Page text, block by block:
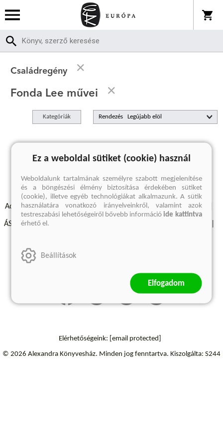
Családregény
Fonda Lee művei
Kategóriák Rendezés
A keresett kifejezésre nincs találat
Adatvédelmi szabályzatok Elállási felmondási nyilatkozat
ÁSZF - Vásárlási feltételek
Szállítási információk
Elérhetőségeink: [email protected]
© 2026 Alexandra Könyvesház. Minden jog fenntartva. Kiszolgálta: S244
Ez a weboldal sütiket (cookie) használ
Weboldalunk tartalmának személyre szabott megjelenítése
és a böngészési élmény biztosítása érdekében sütiket
(cookie), illetve egyéb technológiákat alkalmazunk. A sütik
használatára vonatkozó irányelveinkről, valamint azok
testreszabási lehetőségeiről bővebb információide kattintva
érhető el.
Beállítások
Elfogadom